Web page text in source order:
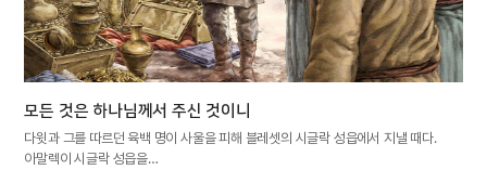
모든 것은 하나님께서 주신 것이니
다윗과 그를 따르던 육백 명이 사울을 피해 블레셋의 시글락 성읍에서 지낼 때다.
아말렉이 시글락 성읍을…